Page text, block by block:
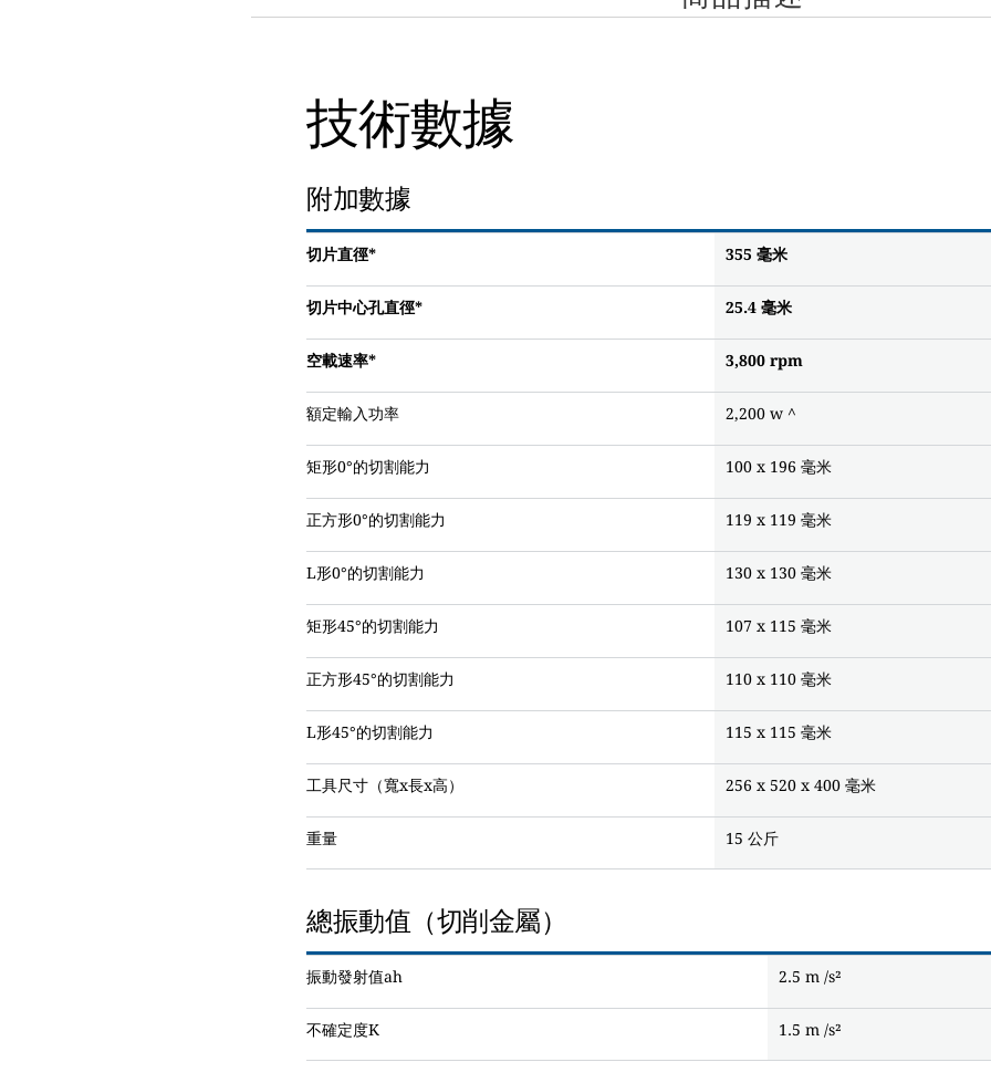
技術數據
附加數據
切片直徑* 355 毫米
切片中心孔直徑* 25.4 毫米
空載速率* 3,800 rpm
額定輸入功率 2,200 w ^
矩形0°的切割能力 100 x 196 毫米
正方形0°的切割能力 119 x 119 毫米
L形0°的切割能力 130 x 130 毫米
矩形45°的切割能力 107 x 115 毫米
正方形45°的切割能力 110 x 110 毫米
L形45°的切割能力 115 x 115 毫米
工具尺寸（寬x長x高） 256 x 520 x 400 毫米
重量 15 公斤
總振動值（切削金屬）
振動發射值ah 2.5 m /s²
不確定度K 1.5 m /s²